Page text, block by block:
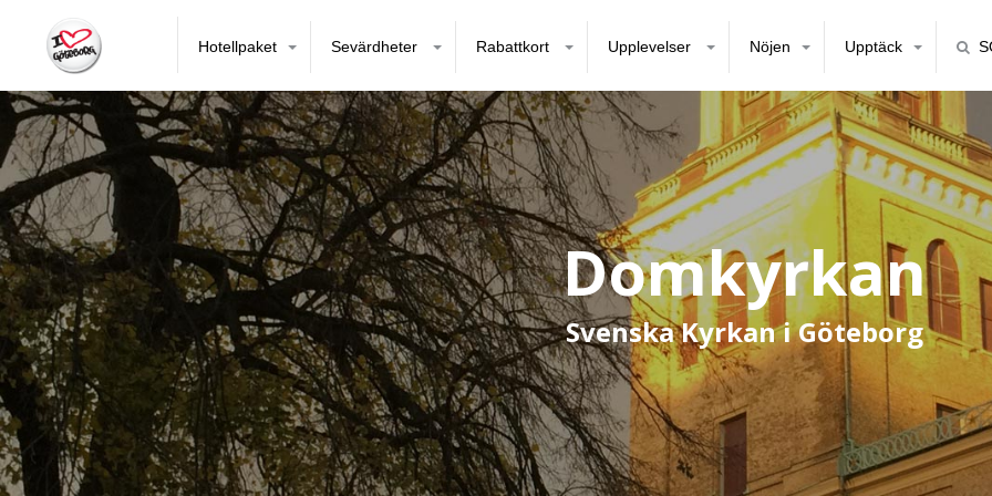
Hotellpaket Sevärdheter Rabattkort Upplevelser Nöjen Upptäck
Domkyrkan
Svenska Kyrkan i Göteborg